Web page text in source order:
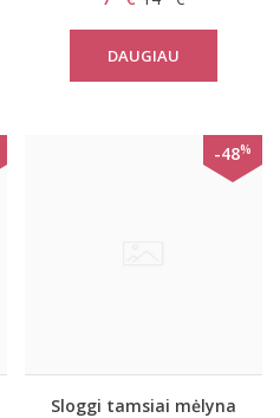
36089
DAUGIAU
-48%
Sloggi tamsiai mėlyna